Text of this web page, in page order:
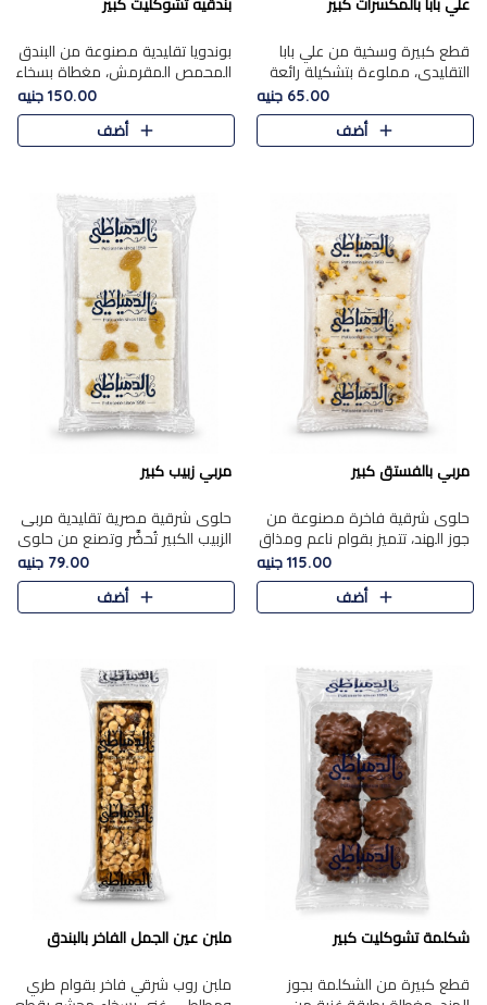
علي بابا بالمكسرات كبير
قطع كبيرة وسخية من علي بابا
التقليدي، مملوءة بتشكيلة رائعة
من المكسرات المحمصة المحمرة.
65.00 جنيه
أضف
بندقيه تشوكليت كبير
بوندويا تقليدية مصنوعة من البندق
المحمص المقرمش، مغطاة بسخاء
بشوكولاتة فاخرة غنية لتحقيق
التوازن المثالي بين قوام القرمشة
ونكهة الشوكولاتة ا..
150.00 جنيه
أضف
مربي بالفستق كبير
حلوى شرقية فاخرة مصنوعة من
جوز الهند، تتميز بقوام ناعم ومذاق
غني، وتزين بقطع من الفستق
الفاخر التي تضيف عليها قرمشة
115.00 جنيه
أضف
مربي زبيب كبير
حلوى شرقية مصرية تقليدية مربى
الزبيب الكبير تُحضَّر وتصنع من حلوي
جوز الهند باسد بقوام طري ومذاق
غني، وتُزين وتغطا بحبات الزبيب
الذهبي التي ..
79.00 جنيه
أضف
شكلمة تشوكليت كبير
قطع كبيرة من الشكلمة بجوز
ملبن عين الجمل الفاخر بالبندق
ملبن روب شرقي فاخر بقوام طري